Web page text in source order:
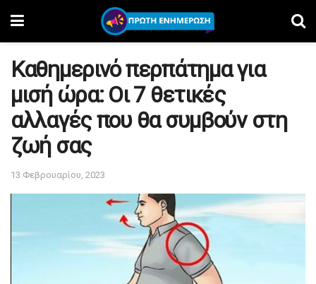
Καθημερινό περπάτημα για
μισή ώρα: Οι 7 θετικές
αλλαγές που θα συμβούν στη
ζωή σας
13 Φεβρουαρίου, 2023